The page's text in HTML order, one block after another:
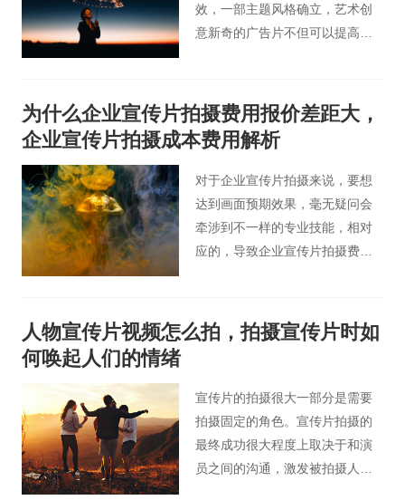
效，一部主题风格确立，艺术创
意新奇的广告片不但可以提高商
度。那么，取得成功的广告片它
们是不是拥有相同之处呢？桃花
谷广告片小编今天为大家梳理了
一下十点。
为什么企业宣传片拍摄费用报价差距大，
企业宣传片拍摄成本费用解析
对于企业宣传片拍摄来说，要想
达到画面预期效果，毫无疑问会
牵涉到不一样的专业技能，相对
应的，导致企业宣传片拍摄费用
片价格为事例，为您进行不同形
式广告片拍摄成本费用解析。
人物宣传片视频怎么拍，拍摄宣传片时如
何唤起人们的情绪
宣传片的拍摄很大一部分是需要
拍摄固定的角色。宣传片拍摄的
最终成功很大程度上取决于和演
员之间的沟通，激发被拍摄人物